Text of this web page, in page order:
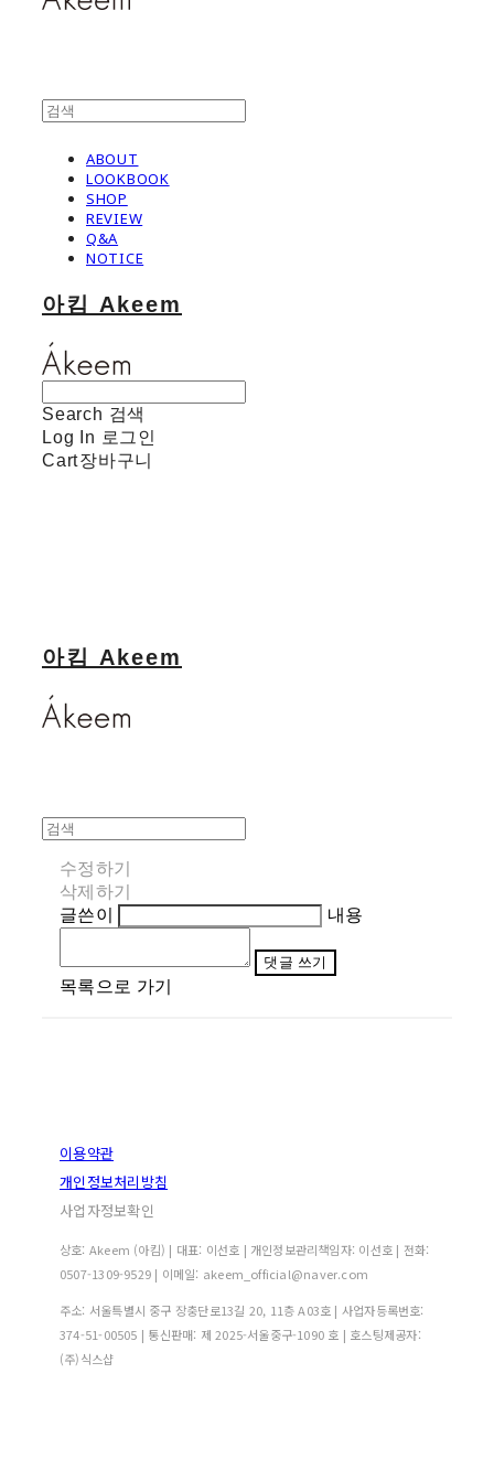
ABOUT
LOOKBOOK
SHOP
REVIEW
Q&A
NOTICE
아킴 Akeem
Search 검색
Log In 로그인
Cart장바구니
아킴 Akeem
수정하기
삭제하기
글쓴이
내용
댓글 쓰기
목록으로 가기
이용약관
개인정보처리방침
사업자정보확인
상호: Akeem (아킴) | 대표: 이선호 | 개인정보관리책임자: 이선호 | 전화:
0507-1309-9529 | 이메일: akeem_official@naver.com
주소: 서울특별시 중구 장충단로13길 20, 11층 A03호 | 사업자등록번호:
374-51-00505 | 통신판매: 제 2025-서울중구-1090 호 | 호스팅제공자:
(주)식스샵